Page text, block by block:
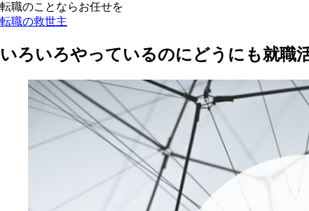
転職のことならお任せを
転職の救世主
いろいろやっているのにどうにも就職